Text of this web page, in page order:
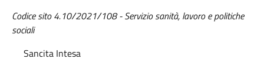
Codice sito 4.10/2021/108 - Servizio sanità, lavoro e politiche
sociali
Sancita Intesa